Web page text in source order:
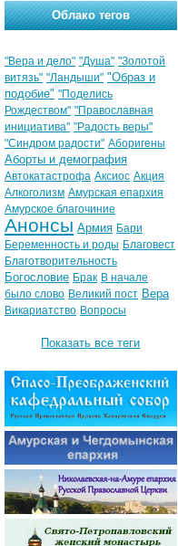
Облако тегов
"Вера и дело" "Душа" "Золотой
витязь" "Ландыши" "Образ и
подобие" "Поделись
Рождеством" "Православная
инициатива" "Радость веры"
"Синдром радости" Аборигены
Аборты и демография
Автокатастрофа Аксиос Акция
Алкоголизм Амурская епархия
Амурское благочиние
Анонсы Армия Бари
Беременность и роды Благовест
Благотворительность
Богословие Брак В начале
было слово Великий пост Вера
Викариатство Вопросы
Показать все теги